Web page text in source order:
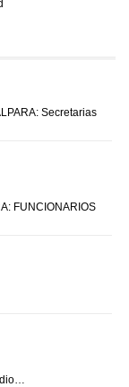
Secretarias
FUNCIONARIOS